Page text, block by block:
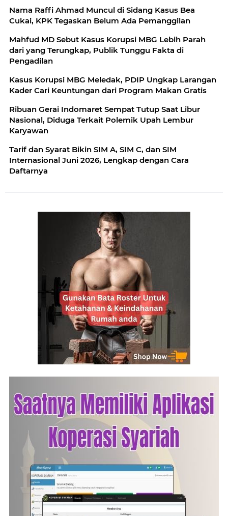
Nama Raffi Ahmad Muncul di Sidang Kasus Bea
Cukai, KPK Tegaskan Belum Ada Pemanggilan
Mahfud MD Sebut Kasus Korupsi MBG Lebih Parah
dari yang Terungkap, Publik Tunggu Fakta di
Pengadilan
Kasus Korupsi MBG Meledak, PDIP Ungkap Larangan
Kader Cari Keuntungan dari Program Makan Gratis
Ribuan Gerai Indomaret Sempat Tutup Saat Libur
Nasional, Diduga Terkait Polemik Upah Lembur
Karyawan
Tarif dan Syarat Bikin SIM A, SIM C, dan SIM
Internasional Juni 2026, Lengkap dengan Cara
Daftarnya